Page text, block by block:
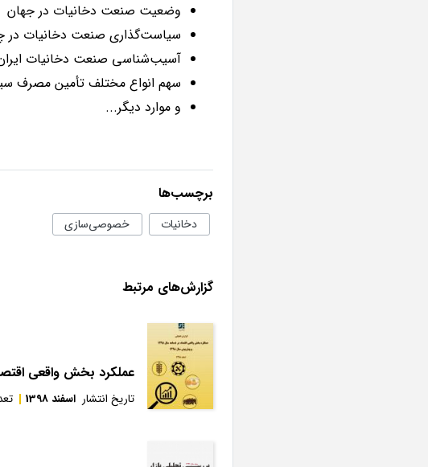
وضعیت صنعت دخانیات در جهان
سیاست‌گذاری صنعت دخانیات در
آسیب‌شناسی صنعت دخانیات
سهم انواع مختلف تأمین مصرف
و موارد دیگر...
برچسب‌ها
دخانیات خصوصی‌سازی
گزارش‌های مرتبط
‌عملکرد بخش واقعی اقتصاد در نه ‌ماهه سال 1398 و
تاریخ انتشار اسفند 1398